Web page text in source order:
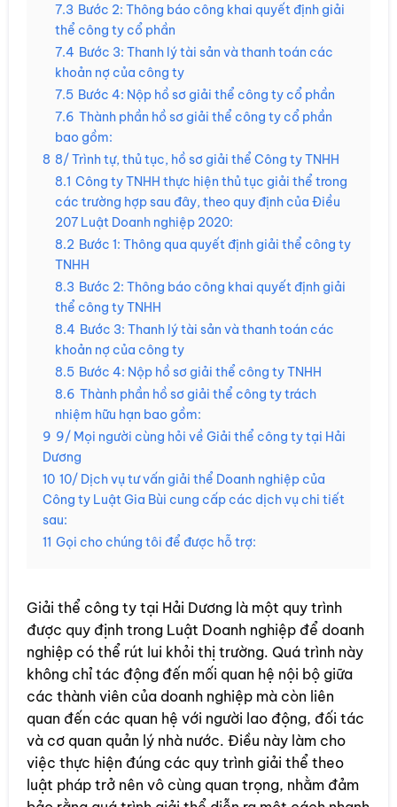
7.3 Bước 2: Thông báo công khai quyết định giải
thể công ty cổ phần
7.4 Bước 3: Thanh lý tài sản và thanh toán các
khoản nợ của công ty
7.5 Bước 4: Nộp hồ sơ giải thể công ty cổ phần
7.6 Thành phần hồ sơ giải thể công ty cổ phần
bao gồm:
8 8/ Trình tự, thủ tục, hồ sơ giải thể Công ty TNHH
8.1 Công ty TNHH thực hiện thủ tục giải thể trong
các trường hợp sau đây, theo quy định của Điều
207 Luật Doanh nghiệp 2020:
8.2 Bước 1: Thông qua quyết định giải thể công ty
TNHH
8.3 Bước 2: Thông báo công khai quyết định giải
thể công ty TNHH
8.4 Bước 3: Thanh lý tài sản và thanh toán các
khoản nợ của công ty
8.5 Bước 4: Nộp hồ sơ giải thể công ty TNHH
8.6 Thành phần hồ sơ giải thể công ty trách
nhiệm hữu hạn bao gồm:
9 9/ Mọi người cùng hỏi về Giải thể công ty tại Hải
Dương
10 10/ Dịch vụ tư vấn giải thể Doanh nghiệp của
Công ty Luật Gia Bùi cung cấp các dịch vụ chi tiết
sau:
11 Gọi cho chúng tôi để được hỗ trợ:
Giải thể công ty tại Hải Dương là một quy trình
được quy định trong Luật Doanh nghiệp để doanh
nghiệp có thể rút lui khỏi thị trường. Quá trình này
không chỉ tác động đến mối quan hệ nội bộ giữa
các thành viên của doanh nghiệp mà còn liên
quan đến các quan hệ với người lao động, đối tác
và cơ quan quản lý nhà nước. Điều này làm cho
việc thực hiện đúng các quy trình giải thể theo
luật pháp trở nên vô cùng quan trọng, nhằm đảm